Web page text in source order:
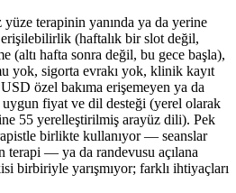
terapinin yanında ya da yerine
(haftalık bir slot değil,
(altı hafta sonra değil, bu gece başla),
yok, sigorta evrakı yok, klinik kayıt
özel bakıma erişemeyen ya da
fiyat ve dil desteği (yerel olarak
55 yerelleştirilmiş arayüz dili). Pek
birlikte kullanıyor — seanslar
terapi — ya da randevusu açılana
birbiriyle yarışmıyor; farklı ihtiyaçları